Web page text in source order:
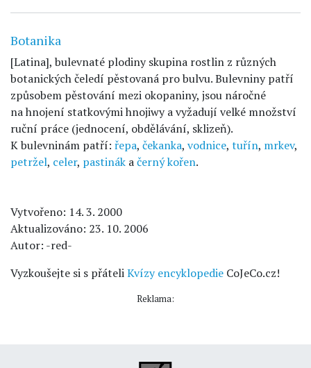
Botanika
[Latina], bulevnaté plodiny skupina rostlin z různých
botanických čeledí pěstovaná pro bulvu. Bulevniny patří
způsobem pěstování mezi okopaniny, jsou náročné
na hnojení statkovými hnojiwy a vyžadují velké množství
ruční práce (jednocení, obdělávání, sklizeň).
K bulevninám patří: řepa, čekanka, vodnice, tuřín, mrkev,
petržel, celer, pastinák ačerný kořen.
Vytvořeno: 14. 3. 2000
Aktualizováno: 23. 10. 2006
Autor: -red-
Vyzkoušejte si s přáteliKvízy encyklopedie CoJeCo.cz!
Reklama: